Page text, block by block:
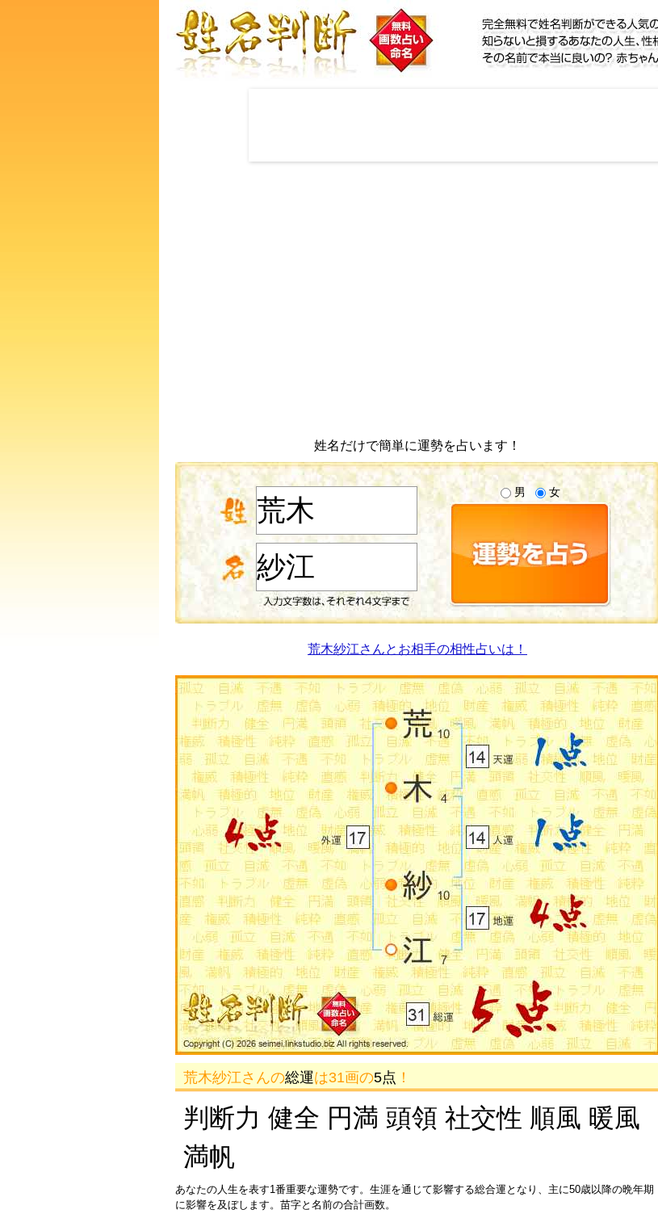
姓名だけで簡単に運勢を占います！
男 女
荒木紗江さんとお相手の相性占いは！
荒木紗江さんの総運は31画の5点 ！
判断力 健全 円満 頭領 社交性 順風 暖風
満帆
あなたの人生を表す1番重要な運勢です。生涯を通じて影響する総合運となり、主に50歳以降の晩年期
に影響を及ぼします。苗字と名前の合計画数。